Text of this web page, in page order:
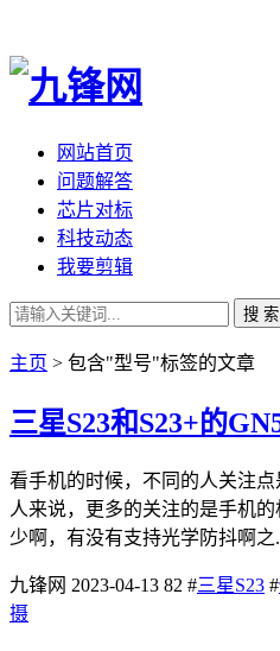
网站首页
问题解答
芯片对标
科技动态
我要剪辑
搜 索
主页 > 包含"型号"标签的文章
三星S23和S23+的
看手机的时候，不同的人关注
人来说，更多的关注的是手机
少啊，有没有支持光学防抖啊之
九锋网 2023-04-13 82 #三星S23 #
摄